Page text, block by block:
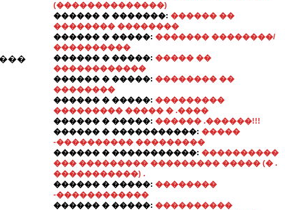
(��������������)
������ � �������: ������ ��
�������� ��������
������ � �����: ������� ��������/
����������
������ � �����: ����� ��
������������
������ � �����: �������� ��
��������
������ � �����: ���������
��������� ����� � .����
������ � �����: ������ .������!!!
������ � �����������: �����
-���������� ���������
������ � �����������: ����������
��� ��������� ��������� ����� (� .
�����������) .
������ � �����: ��������
-������������
������ � �����: ����������